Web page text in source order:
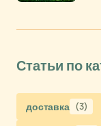
Статьи по
доставка (3)